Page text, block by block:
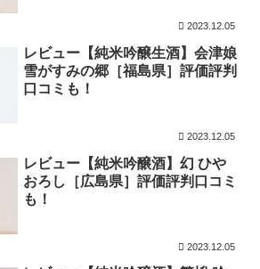
2023.12.05
レビュー【純米吟醸生酒】会津娘
雪がすみの郷［福島県］評価評判
口コミも！
2023.12.05
レビュー【純米吟醸酒】幻 ひや
おろし［広島県］評価評判口コミ
も！
2023.12.05